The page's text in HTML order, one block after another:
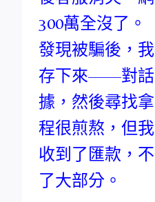
300萬全沒了。
發現被騙後，
存下來——對話
據，然後尋找
程很煎熬，但
收到了匯款，
了大部分。